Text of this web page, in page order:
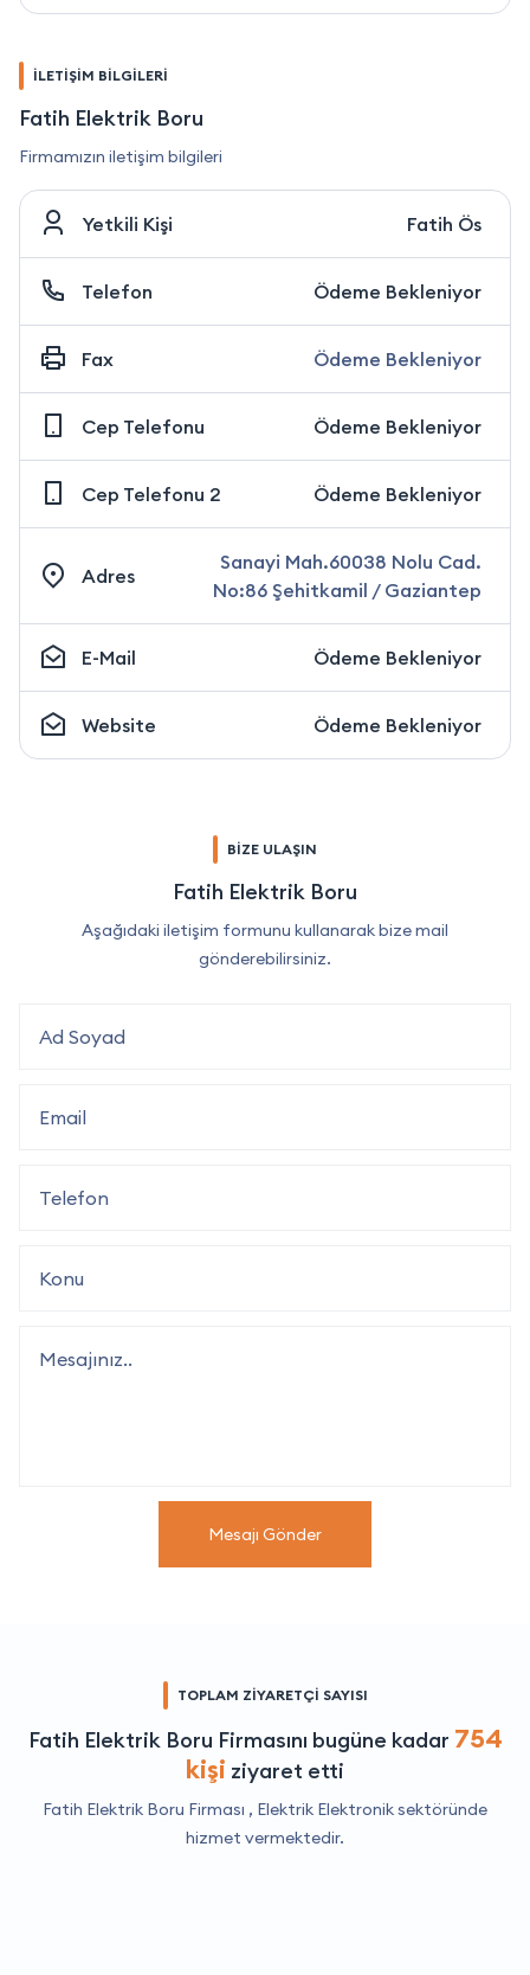
İLETİŞİM BİLGİLERİ
Fatih Elektrik Boru
Firmamızın iletişim bilgileri
Yetkili Kişi Fatih Ös
Telefon Ödeme Bekleniyor
Fax Ödeme Bekleniyor
Cep Telefonu Ödeme Bekleniyor
Cep Telefonu 2 Ödeme Bekleniyor
Adres
Sanayi Mah.60038 Nolu Cad.
No:86 Şehitkamil / Gaziantep
E-Mail Ödeme Bekleniyor
Website Ödeme Bekleniyor
BİZE ULAŞIN
Fatih Elektrik Boru
Aşağıdaki iletişim formunu kullanarak bize mail
gönderebilirsiniz.
Mesajı Gönder
TOPLAM ZİYARETÇİ SAYISI
Fatih Elektrik Boru Firmasını bugüne kadar 754
kişi ziyaret etti
Fatih Elektrik Boru Firması , Elektrik Elektroniksektöründe
hizmet vermektedir.